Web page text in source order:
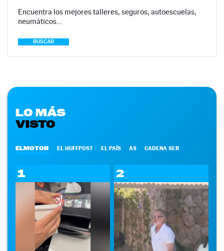
Encuentra los mejores talleres, seguros, autoescuelas,
neumáticos…
BUSCAR
LO MÁS
VISTO
ELMOTOR EL HUFFPOST EL PAÍS AS CADENA SER
1 2